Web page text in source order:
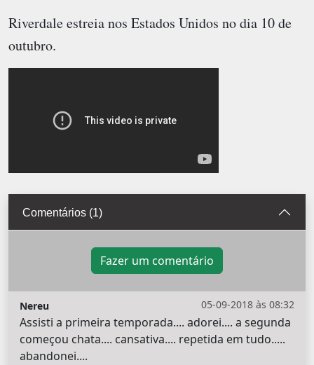
Riverdale estreia nos Estados Unidos no dia 10 de
outubro.
Comentários (1)
Fazer um comentário
05-09-2018 às 08:32
Nereu
Assisti a primeira temporada.... adorei.... a segunda
começou chata.... cansativa.... repetida em tudo.....
abandonei....